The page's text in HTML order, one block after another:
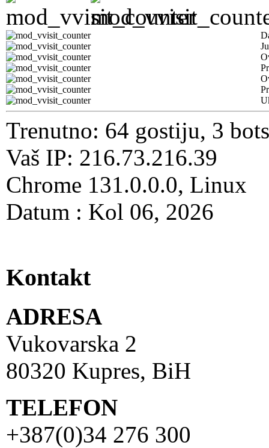
Trenutno: 64 gostiju, 3
Vaš IP: 216.73.216.39
Chrome 131.0.0.0, Linux
Datum : Kol 06, 2026
Kontakt
ADRESA
Vukovarska 2
80320 Kupres, BiH
TELEFON
+387(0)34 276 300